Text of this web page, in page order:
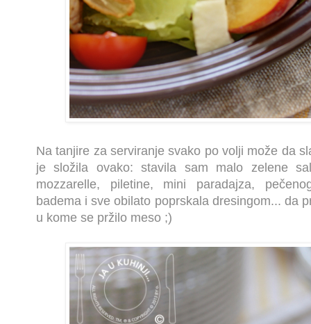
Na tanjire za serviranje svako po volji može da
je složila ovako: stavila sam malo zelene
mozzarelle, piletine, mini paradajza,
badema i sve obilato poprskala dresingom... da
u kome se pržilo meso ;)